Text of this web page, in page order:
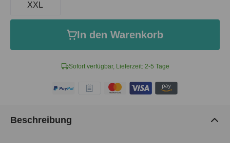
Sofort verfügbar, Lieferzeit: 2-5 Tage
XXL
In den Warenkorb
Beschreibung